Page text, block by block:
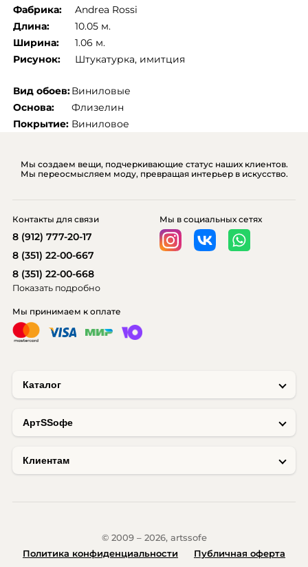
Фабрика:
Andrea Rossi
Длина:
10.05 м.
Ширина:
1.06 м.
Рисунок:
Штукатурка, имитция
Вид обоев:Виниловые
Основа:
Флизелин
Покрытие: Виниловое
Мы создаем вещи, подчеркивающие статус наших клиентов.
Мы переосмысляем моду, превращая интерьер в искусство.
Каталог
AртSSофе
Клиентам
Мы принимаем к оплате
Мы в социальных сетях
Контакты для связи
8 (912) 777-20-17
8 (351) 22-00-667
8 (351) 22-00-668
Показать подробно
© 2009 – 2026, artssofe
Политика конфиденциальности
Публичная оферта